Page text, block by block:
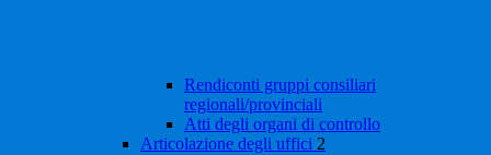
Rendiconti gruppi consiliari
regionali/provinciali
Atti degli organi di controllo
Articolazione degli uffici 2